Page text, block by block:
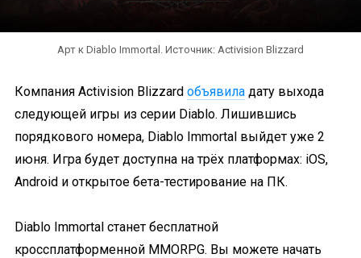
Арт к Diablo Immortal. Источник: Activision Blizzard
Компания Activision Blizzard объявила дату выхода
следующей игры из серии Diablo. Лишившись
порядкового номера, Diablo Immortal выйдет уже 2
июня. Игра будет доступна на трёх платформах: iOS,
Android и открытое бета-тестирование на ПК.
Diablo Immortal станет бесплатной
кроссплатформенной MMORPG. Вы можете начать